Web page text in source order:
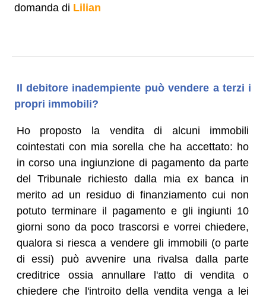
domanda di Lilian
Il debitore inadempiente può vendere a terzi i
propri immobili?
Ho proposto la vendita di alcuni immobili
cointestati con mia sorella che ha accettato: ho
in corso una ingiunzione di pagamento da parte
del Tribunale richiesto dalla mia ex banca in
merito ad un residuo di finanziamento cui non
potuto terminare il pagamento e gli ingiunti 10
giorni sono da poco trascorsi e vorrei chiedere,
qualora si riesca a vendere gli immobili (o parte
di essi) può avvenire una rivalsa dalla parte
creditrice ossia annullare l'atto di vendita o
chiedere che l'introito della vendita venga a lei